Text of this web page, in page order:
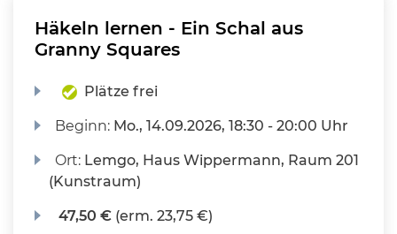
Häkeln lernen - Ein Schal aus
Granny Squares
Plätze frei
Beginn: Mo., 14.09.2026, 18:30 - 20:00 Uhr
Ort: Lemgo, Haus Wippermann, Raum 201
(Kunstraum)
47,50 € (erm. 23,75 €)